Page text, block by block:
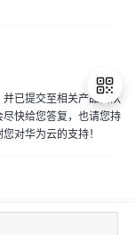
已提交至相关产品团队
快给您答复，也请您持
对华为云的支持！